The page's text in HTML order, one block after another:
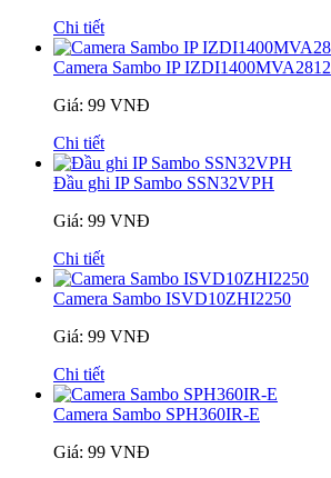
Chi tiết
Camera Sambo IP IZDI1400MVA2812
Giá: 99 VNĐ
Chi tiết
Đầu ghi IP Sambo SSN32VPH
Giá: 99 VNĐ
Chi tiết
Camera Sambo ISVD10ZHI2250
Giá: 99 VNĐ
Chi tiết
Camera Sambo SPH360IR-E
Giá: 99 VNĐ